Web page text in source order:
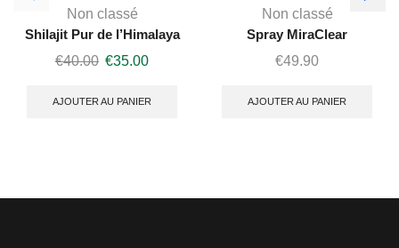
Non classé
Shilajit Pur de l’Himalaya
€40.00 €35.00
AJOUTER AU PANIER
Non classé
Spray MiraClear
€49.90
AJOUTER AU PANIER